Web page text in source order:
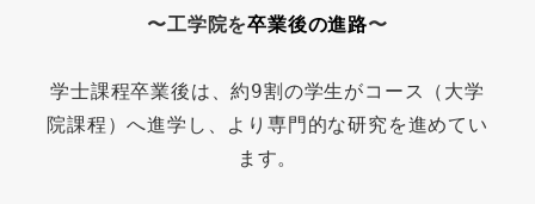
〜工学院を卒業後の進路〜
学士課程卒業後は、約9割の学生がコース（大学
院課程）へ進学し、より専門的な研究を進めてい
ます。